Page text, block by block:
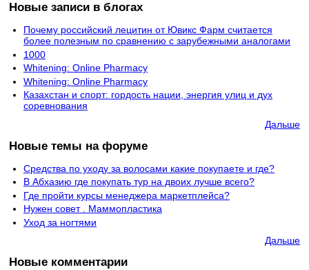
Новые записи в блогах
Почему российский лецитин от Ювикс Фарм считается
более полезным по сравнению с зарубежными аналогами
1000
Whitening: Online Pharmacy
Whitening: Online Pharmacy
Казахстан и спорт: гордость нации, энергия улиц и дух
соревнования
Дальше
Новые темы на форуме
Средства по уходу за волосами какие покупаете и где?
В Абхазию где покупать тур на двоих лучше всего?
Где пройти курсы менеджера маркетплейса?
Нужен совет . Маммопластика
Уход за ногтями
Дальше
Новые комментарии